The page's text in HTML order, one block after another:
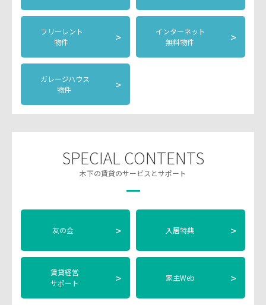
フリーレント
物件
>
インターネット
無料物件
>
ガレージハウス
物件
>
SPECIAL CONTENTS
木下の賃貸のサービスとサポート
友の会 > 入居特典 >
賃貸経営
サポート
> 家主Web >